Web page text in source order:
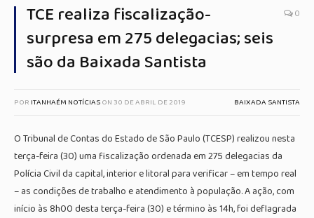
TCE realiza fiscalização-
surpresa em 275 delegacias; seis
são da Baixada Santista
0
POR ITANHAÉM NOTÍCIASON 30 DE ABRIL DE 2019 BAIXADA SANTISTA
O Tribunal de Contas do Estado de São Paulo (TCESP) realizou nesta
terça-feira (30) uma fiscalização ordenada em 275 delegacias da
Polícia Civil da capital, interior e litoral para verificar – em tempo real
– as condições de trabalho e atendimento à população. A ação, com
início às 8h00 desta terça-feira (30) e término às 14h, foi deflagrada